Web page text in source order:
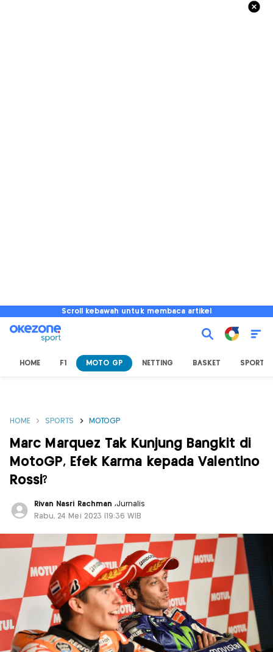
Scroll kebawah untuk membaca artikel
HOME F1 MOTO GP NETTING BASKET SPORT
HOME SPORTS MOTOGP
Marc Marquez Tak Kunjung Bangkit di
MotoGP, Efek Karma kepada Valentino
Rossi?
Rivan Nasri Rachman ,Jurnalis
Rabu, 24 Mei 2023 |19:36 WIB